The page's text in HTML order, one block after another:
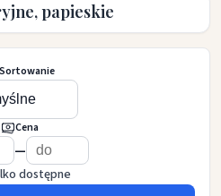
papieskie
Sortowanie
Cena
—
dostępne